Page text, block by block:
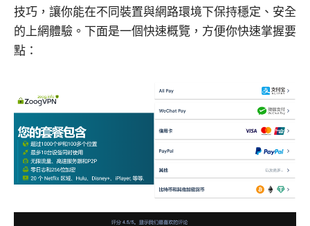
技巧，讓你能在不同裝置與網路環境下保持穩定、安全
的上網體驗。下面是一個快速概覽，方便你快速掌握要
點：